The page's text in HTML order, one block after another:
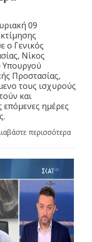
09
ο Γενικός
Νίκος
Υπουργού
Προστασίας,
τους ισχυρούς
και
επόμενες ημέρες
περισσότερα